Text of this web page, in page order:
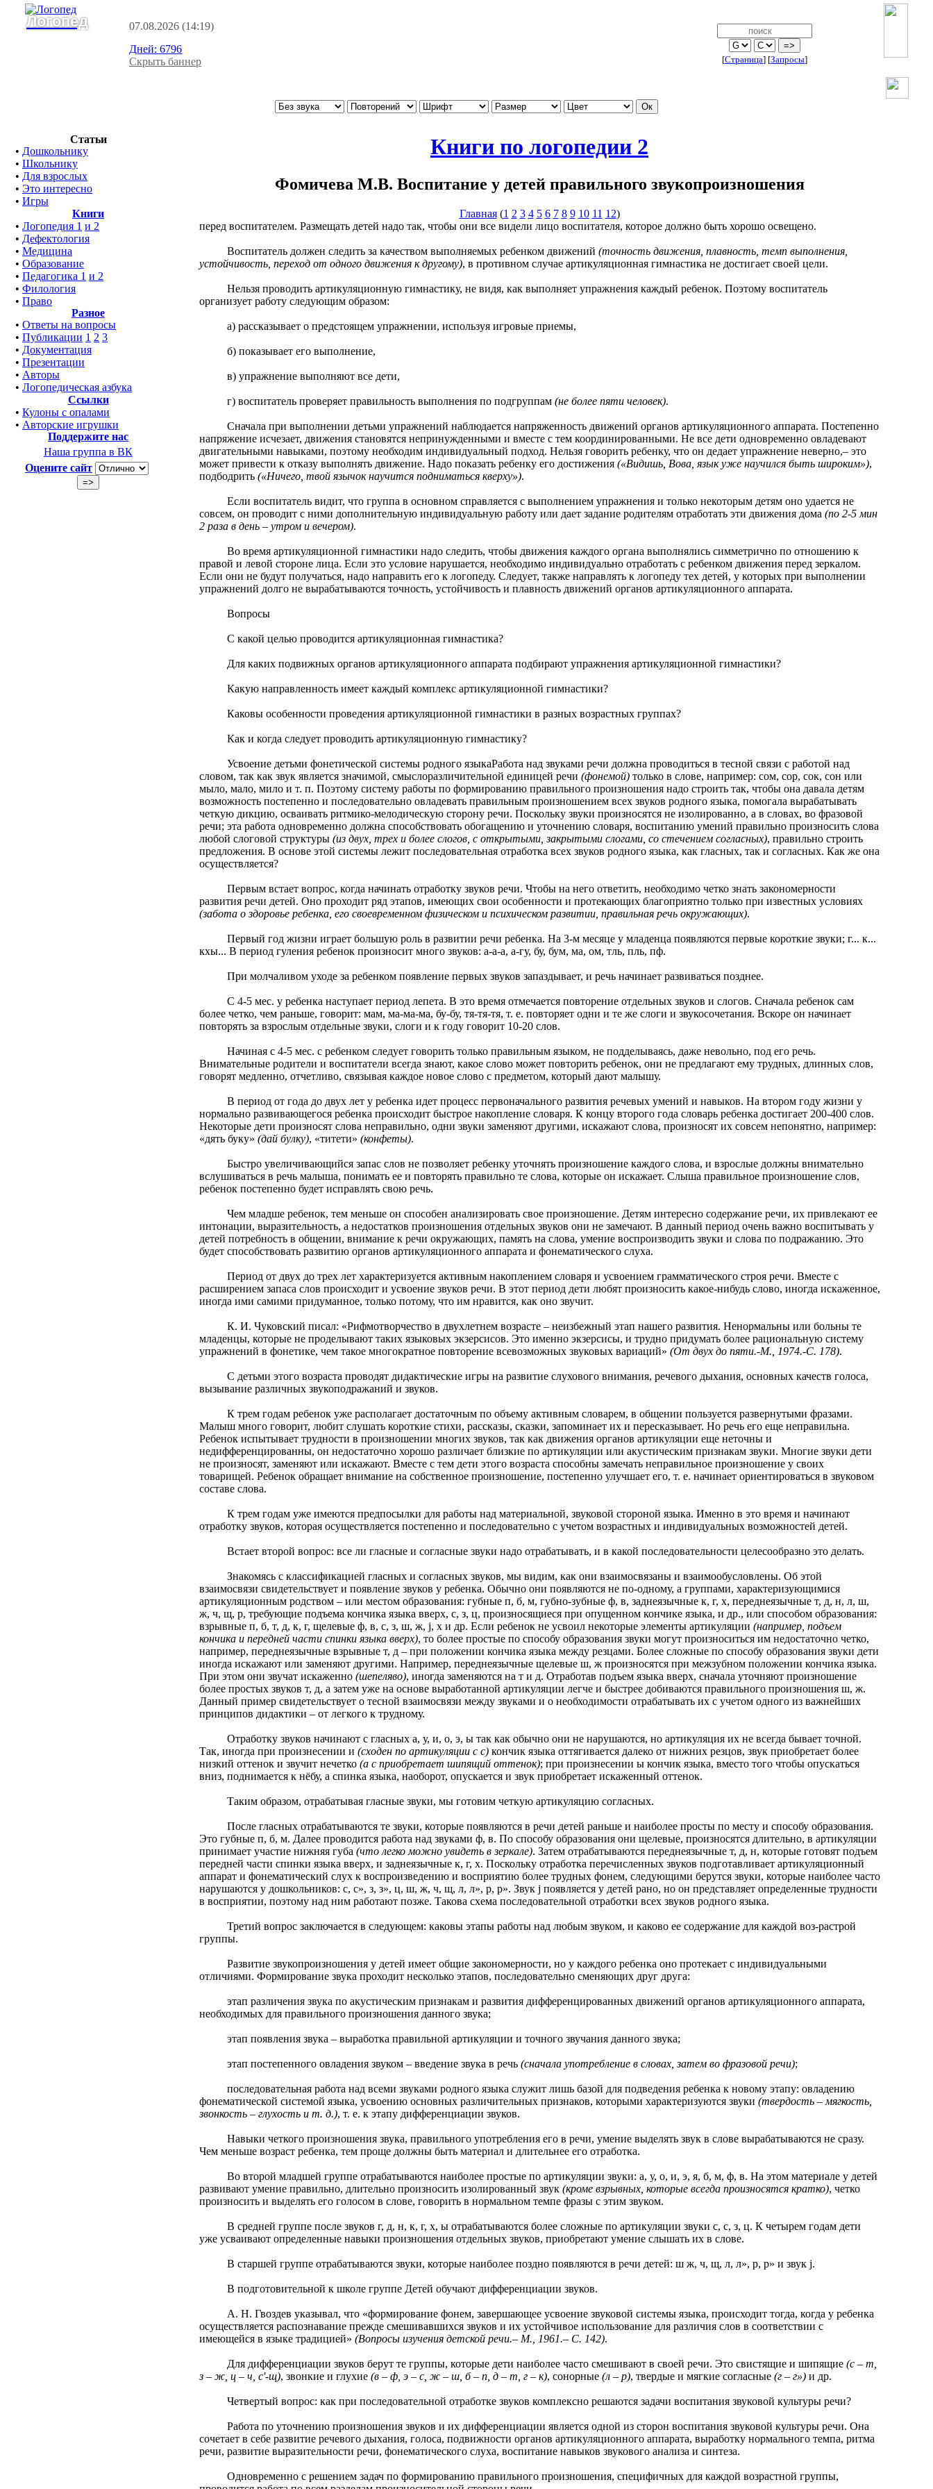
Логопед 07.08.2026(14:19)
Дней:6796
Скрыть баннер
[Страница] [Запросы]
Статьи
• Дошкольнику
• Школьнику
• Для взрослых
• Это интересно
• Игры
Книги
• Логопедия 1 и 2
• Дефектология
• Медицина
• Образование
• Педагогика 1 и 2
• Филология
• Право
Разное
• Ответы на вопросы
• Публикации 1 2 3
• Документация
• Презентации
• Авторы
• Логопедическая азбука
Ссылки
• Кулоны с опалами
• Авторские игрушки
Поддержите нас
Наша группа в ВК
Оцените сайт
Книги по логопедии 2
Фомичева М.В. Воспитание у детей правильного звукопроизношения
Главная(1 2 3 4 5 6 7 8 9 10 11 12)
перед воспитателем. Размещать детей надо так, чтобы они все видели лицо воспитателя, которое должно быть хорошо освещено.
Воспитатель должен следить за качеством выполняемых ребенком движений (точность движения, плавность, темп выполнения,
устойчивость, переход от одного движения к другому), в противном случае артикуляционная гимнастика не достигает своей цели.
Нельзя проводить артикуляционную гимнастику, не видя, как выполняет упражнения каждый ребенок. Поэтому воспитатель
организует работу следующим образом:
а) рассказывает о предстоящем упражнении, используя игровые приемы,
б) показывает его выполнение,
в) упражнение выполняют все дети,
г) воспитатель проверяет правильность выполнения по подгруппам (не более пяти человек).
Сначала при выполнении детьми упражнений наблюдается напряженность движений органов артикуляционного аппарата. Постепенно
напряжение исчезает, движения становятся непринужденными и вместе с тем координированными. Не все дети одновременно овладевают
двигательными навыками, поэтому необходим индивидуальный подход. Нельзя говорить ребенку, что он дедает упражнение неверно,– это
может привести к отказу выполнять движение. Надо показать ребенку его достижения («Видишь, Вова, язык уже научился быть широким»),
подбодрить («Ничего, твой язычок научится подниматься кверху»).
Если воспитатель видит, что группа в основном справляется с выполнением упражнения и только некоторым детям оно удается не
совсем, он проводит с ними дополнительную индивидуальную работу или дает задание родителям отработать эти движения дома (по 2-5 мин
2 раза в день – утром и вечером).
Во время артикуляционной гимнастики надо следить, чтобы движения каждого органа выполнялись симметрично по отношению к
правой и левой стороне лица. Если это условие нарушается, необходимо индивидуально отработать с ребенком движения перед зеркалом.
Если они не будут получаться, надо направить его к логопеду. Следует, также направлять к логопеду тех детей, у которых при выполнении
упражнений долго не вырабатываются точность, устойчивость и плавность движений органов артикуляционного аппарата.
Вопросы
С какой целью проводится артикуляционная гимнастика?
Для каких подвижных органов артикуляционного аппарата подбирают упражнения артикуляционной гимнастики?
Какую направленность имеет каждый комплекс артикуляционной гимнастики?
Каковы особенности проведения артикуляционной гимнастики в разных возрастных группах?
Как и когда следует проводить артикуляционную гимнастику?
Усвоение детьми фонетической системы родного языкаРабота над звуками речи должна проводиться в тесной связи с работой над
словом, так как звук является значимой, смыслоразличительной единицей речи (фонемой)только в слове, например: сом, сор, сок, сон или
мыло, мало, мило и т. п. Поэтому систему работы по формированию правильного произношения надо строить так, чтобы она давала детям
возможность постепенно и последовательно овладевать правильным произношением всех звуков родного языка, помогала вырабатывать
четкую дикцию, осваивать ритмико-мелодическую сторону речи. Поскольку звуки произносятся не изолированно, а в словах, во фразовой
речи; эта работа одновременно должна способствовать обогащению и уточнению словаря, воспитанию умений правильно произносить слова
любой слоговой структуры (из двух, трех и более слогов, с открытыми, закрытыми слогами, со стечением согласных), правильно строить
предложения. В основе этой системы лежит последовательная отработка всех звуков родного языка, как гласных, так и согласных. Как же она
осуществляется?
Первым встает вопрос, когда начинать отработку звуков речи. Чтобы на него ответить, необходимо четко знать закономерности
развития речи детей. Оно проходит ряд этапов, имеющих свои особенности и протекающих благоприятно только при известных условиях
(забота о здоровье ребенка, его своевременном физическом и психическом развитии, правильная речь окружающих).
Первый год жизни играет большую роль в развитии речи ребенка. На 3-м месяце у младенца появляются первые короткие звуки; г... к...
кхы... В период гуления ребенок произносит много звуков: а-а-а, а-гу, бу, бум, ма, ом, тль, пль, пф.
При молчаливом уходе за ребенком появление первых звуков запаздывает, и речь начинает развиваться позднее.
С 4-5 мес. у ребенка наступает период лепета. В это время отмечается повторение отдельных звуков и слогов. Сначала ребенок сам
более четко, чем раньше, говорит: мам, ма-ма-ма, бу-бу, тя-тя-тя, т. е. повторяет одни и те же слоги и звукосочетания. Вскоре он начинает
повторять за взрослым отдельные звуки, слоги и к году говорит 10-20 слов.
Начиная с 4-5 мес. с ребенком следует говорить только правильным языком, не подделываясь, даже невольно, под его речь.
Внимательные родители и воспитатели всегда знают, какое слово может повторить ребенок, они не предлагают ему трудных, длинных слов,
говорят медленно, отчетливо, связывая каждое новое слово с предметом, который дают малышу.
В период от года до двух лет у ребенка идет процесс первоначального развития речевых умений и навыков. На втором году жизни у
нормально развивающегося ребенка происходит быстрое накопление словаря. К концу второго года словарь ребенка достигает 200-400 слов.
Некоторые дети произносят слова неправильно, одни звуки заменяют другими, искажают слова, произносят их совсем непонятно, например:
«дять буку» (дай булку), «титети» (конфеты).
Быстро увеличивающийся запас слов не позволяет ребенку уточнять произношение каждого слова, и взрослые должны внимательно
вслушиваться в речь малыша, понимать ее и повторять правильно те слова, которые он искажает. Слыша правильное произношение слов,
ребенок постепенно будет исправлять свою речь.
Чем младше ребенок, тем меньше он способен анализировать свое произношение. Детям интересно содержание речи, их привлекают ее
интонации, выразительность, а недостатков произношения отдельных звуков они не замечают. В данный период очень важно воспитывать у
детей потребность в общении, внимание к речи окружающих, память на слова, умение воспроизводить звуки и слова по подражанию. Это
будет способствовать развитию органов артикуляционного аппарата и фонематического слуха.
Период от двух до трех лет характеризуется активным накоплением словаря и усвоением грамматического строя речи. Вместе с
расширением запаса слов происходит и усвоение звуков речи. В этот период дети любят произносить какое-нибудь слово, иногда искаженное,
иногда ими самими придуманное, только потому, что им нравится, как оно звучит.
К. И. Чуковский писал: «Рифмотворчество в двухлетнем возрасте – неизбежный этап нашего развития. Ненормальны или больны те
младенцы, которые не проделывают таких языковых экзерсисов. Это именно экзерсисы, и трудно придумать более рациональную систему
упражнений в фонетике, чем такое многократное повторение всевозможных звуковых вариаций» (От двух до пяти.-М., 1974.-С. 178).
С детьми этого возраста проводят дидактические игры на развитие слухового внимания, речевого дыхания, основных качеств голоса,
вызывание различных звукоподражаний и звуков.
К трем годам ребенок уже располагает достаточным по объему активным словарем, в общении пользуется развернутыми фразами.
Малыш много говорит, любит слушать короткие стихи, рассказы, сказки, запоминает их и пересказывает. Но речь его еще неправильна.
Ребенок испытывает трудности в произношении многих звуков, так как движения органов артикуляции еще неточны и
недифференцированны, он недостаточно хорошо различает близкие по артикуляции или акустическим признакам звуки. Многие звуки дети
не произносят, заменяют или искажают. Вместе с тем дети этого возраста способны замечать неправильное произношение у своих
товарищей. Ребенок обращает внимание на собственное произношение, постепенно улучшает его, т. е. начинает ориентироваться в звуковом
составе слова.
К трем годам уже имеются предпосылки для работы над материальной, звуковой стороной языка. Именно в это время и начинают
отработку звуков, которая осуществляется постепенно и последовательно с учетом возрастных и индивидуальных возможностей детей.
Встает второй вопрос: все ли гласные и согласные звуки надо отрабатывать, и в какой последовательности целесообразно это делать.
Знакомясь с классификацией гласных и согласных звуков, мы видим, как они взаимосвязаны и взаимообусловлены. Об этой
взаимосвязи свидетельствует и появление звуков у ребенка. Обычно они появляются не по-одному, а группами, характеризующимися
артикуляционным родством – или местом образования: губные п, б, м, губно-зубные ф, в, заднеязычные к, г, х, переднеязычные т, д, н, л, ш,
ж, ч, щ, р, требующие подъема кончика языка вверх, с, з, ц, произносящиеся при опущенном кончике языка, и др., или способом образования:
взрывные п, б, т, д, к, г, щелевые ф, в, с, з, ш, ж, j, х и др. Если ребенок не усвоил некоторые элементы артикуляции (например, подъем
кончика и передней части спинки языка вверх), то более простые по способу образования звуки могут произноситься им недостаточно четко,
например, переднеязычные взрывные т, д – при положении кончика языка между резцами. Более сложные по способу образования звуки дети
иногда искажают или заменяют другими. Например, переднеязычные щелевые ш, ж произносятся при межзубном положении кончика языка.
При этом они звучат искаженно (шепеляво), иногда заменяются на т и д. Отработав подъем языка вверх, сначала уточняют произношение
более простых звуков т, д, а затем уже на основе выработанной артикуляции легче и быстрее добиваются правильного произношения ш, ж.
Данный пример свидетельствует о тесной взаимосвязи между звуками и о необходимости отрабатывать их с учетом одного из важнейших
принципов дидактики – от легкого к трудному.
Отработку звуков начинают с гласных а, у, и, о, э, ы так как обычно они не нарушаются, но артикуляция их не всегда бывает точной.
Так, иногда при произнесении и (сходен по артикуляции с с)кончик языка оттягивается далеко от нижних резцов, звук приобретает более
низкий оттенок и звучит нечетко (а с приобретает шипящий оттенок); при произнесении ы кончик языка, вместо того чтобы опускаться
вниз, поднимается к нёбу, а спинка языка, наоборот, опускается и звук приобретает искаженный оттенок.
Таким образом, отрабатывая гласные звуки, мы готовим четкую артикуляцию согласных.
После гласных отрабатываются те звуки, которые появляются в речи детей раньше и наиболее просты по месту и способу образования.
Это губные п, б, м. Далее проводится работа над звуками ф, в. По способу образования они щелевые, произносятся длительно, в артикуляции
принимает участие нижняя губа (что легко можно увидеть в зеркале). Затем отрабатываются переднеязычные т, д, н, которые готовят подъем
передней части спинки языка вверх, и заднеязычные к, г, х. Поскольку отработка перечисленных звуков подготавливает артикуляционный
аппарат и фонематический слух к воспроизведению и восприятию более трудных фонем, следующими берутся звуки, которые наиболее часто
нарушаются у дошкольников: с, с», з, з», ц, ш, ж, ч, щ, л, л», р, р». Звук j появляется у детей рано, но он представляет определенные трудности
в восприятии, поэтому над ним работают позже. Такова схема последовательной отработки всех звуков родного языка.
Третий вопрос заключается в следующем: каковы этапы работы над любым звуком, и каково ее содержание для каждой воз-растрой
группы.
Развитие звукопроизношения у детей имеет общие закономерности, но у каждого ребенка оно протекает с индивидуальными
отличиями. Формирование звука проходит несколько этапов, последовательно сменяющих друг друга:
этап различения звука по акустическим признакам и развития дифференцированных движений органов артикуляционного аппарата,
необходимых для правильного произношения данного звука;
этап появления звука – выработка правильной артикуляции и точного звучания данного звука;
этап постепенного овладения звуком – введение звука в речь (сначала употребление в словах, затем во фразовой речи);
последовательная работа над всеми звуками родного языка служит лишь базой для подведения ребенка к новому этапу: овладению
фонематической системой языка, усвоению основных различительных признаков, которыми характеризуются звуки (твердость – мягкость,
звонкость – глухость и т. д.), т. е. к этапу дифференциации звуков.
Навыки четкого произношения звука, правильного употребления его в речи, умение выделять звук в слове вырабатываются не сразу.
Чем меньше возраст ребенка, тем проще должны быть материал и длительнее его отработка.
Во второй младшей группе отрабатываются наиболее простые по артикуляции звуки: а, у, о, и, э, я, б, м, ф, в. На этом материале у детей
развивают умение правильно, длительно произносить изолированный звук (кроме взрывных, которые всегда произносятся кратко), четко
произносить и выделять его голосом в слове, говорить в нормальном темпе фразы с этим звуком.
В средней группе после звуков г, д, н, к, г, х, ы отрабатываются более сложные по артикуляции звуки с, с, з, ц. К четырем годам дети
уже усваивают определенные навыки произношения отдельных звуков, приобретают умение слышать их в слове.
В старшей группе отрабатываются звуки, которые наиболее поздно появляются в речи детей: ш ж, ч, щ, л, л», р, р» и звук j.
В подготовительной к школе группе Детей обучают дифференциации звуков.
А. Н. Гвоздев указывал, что «формирование фонем, завершающее усвоение звуковой системы языка, происходит тогда, когда у ребенка
осуществляется распознавание прежде смешивавшихся звуков и их устойчивое использование для различия слов в соответствии с
имеющейся в языке традицией» (Вопросы изучения детской речи.– М., 1961.– С. 142).
Для дифференциации звуков берут те группы, которые дети наиболее часто смешивают в своей речи. Это свистящие и шипящие (с – т,
з – ж, ц – ч, с'-щ), звонкие и глухие (в – ф, э – с, ж – ш, б – п, д – т, г – к), сонорные (л – р), твердые и мягкие согласные (г – г»)и др.
Четвертый вопрос: как при последовательной отработке звуков комплексно решаются задачи воспитания звуковой культуры речи?
Работа по уточнению произношения звуков и их дифференциации является одной из сторон воспитания звуковой культуры речи. Она
сочетает в себе развитие речевого дыхания, голоса, подвижности органов артикуляционного аппарата, выработку нормального темпа, ритма
речи, развитие выразительности речи, фонематического слуха, воспитание навыков звукового анализа и синтеза.
Одновременно с решением задач по формированию правильного произношения, специфичных для каждой возрастной группы,